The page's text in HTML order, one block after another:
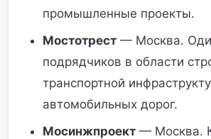
промышленные проекты.
Мостотрест — Москва.
подрядчиков в области
транспортной
автомобильных дорог.
Мосинжпроект — Москва.